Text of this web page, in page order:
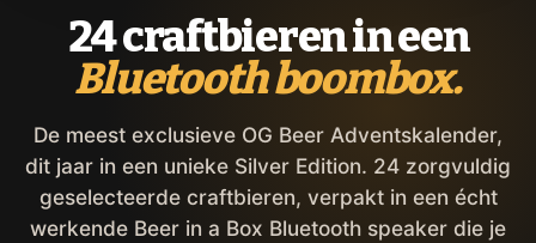
24 craftbieren in een
Bluetooth boombox.
De meest exclusieve OG Beer Adventskalender,
dit jaar in een unieke Silver Edition. 24 zorgvuldig
geselecteerde craftbieren, verpakt in een écht
werkende Beer in a Box Bluetooth speaker die je